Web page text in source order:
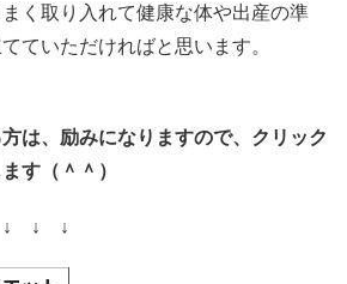
く取り入れて健康な体や出産の準
ていただければと思います。
は、励みになりますので、クリック
す（＾＾）
↓ ↓